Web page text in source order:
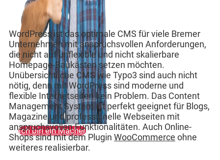
Ich bin ein Macher
WordPress ist das optimale CMS für viele Bremer
Unternehmen mit anspruchsvollen Anforderungen,
die nicht auf unflexible und nicht skalierbare
Homepage-Baukästen setzen möchten.
Unübersichtliche CMS wie Typo3 sind auch nicht
nötig, denn mit WordPress sind moderne und
flexible Internetseiten kein Problem. Das Content
Management System ist perfekt geeignet für Blogs,
Magazine und professionelle Webseiten mit
anspruchsvollen Funktionalitäten. Auch Online-
Shops sind mit dem Plugin WooCommerce ohne
weiteres realisierbar.